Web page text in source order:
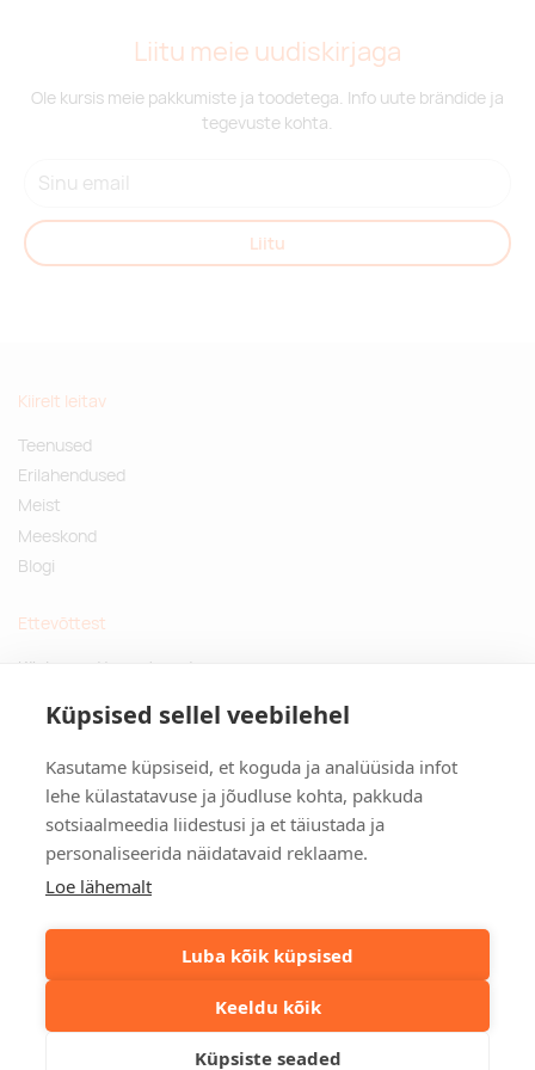
Küpsised sellel veebilehel
Kasutame küpsiseid, et koguda ja analüüsida infot
lehe külastatavuse ja jõudluse kohta, pakkuda
sotsiaalmeedia liidestusi ja et täiustada ja
personaliseerida näidatavaid reklaame.
Loe lähemalt
Luba kõik küpsised
Keeldu kõik
Küpsiste seaded
ivory white,grey
transparent black
transparent red
Liitu meie uudiskirjaga
Ole kursis meie pakkumiste ja toodetega. Info uute brändide ja
tegevuste kohta.
Liitu
Kiirelt leitav
Teenused
Erilahendused
Meist
Meeskond
Blogi
Ettevõttest
Küsimused ja vastused
Privaatsuspoliitika
Kontakt
Tulika põik 3, Tallinn
info@kinkston.ee
+372 6989 100
Sotsiaalmeedia
©2026. Kinkston. Kõik õigused kaitstud.